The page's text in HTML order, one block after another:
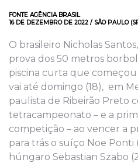
FONTE AGÊNCIA BRASIL
16 DE DEZEMBRO DE 2022 / SÃO PAULO
O brasileiro Nicholas
prova dos 50 metros
piscina curta que
vai até domingo (18), em
paulista de Ribeirão Preto
tetracampeonato – e a
competição – ao vencer a
para trás o suíço Noe Ponti
húngaro Sebastian Szabo